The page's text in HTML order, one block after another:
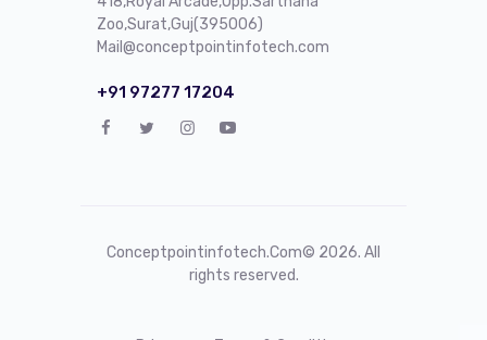
Zoo,Surat,Guj(395006)
Mail@conceptpointinfotech.com
+91 97277 17204
Conceptpointinfotech.Com© 2026. All
rights reserved.